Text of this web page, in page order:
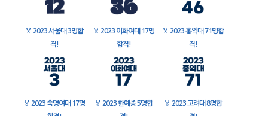
🏅 2023 서울대 3명합
격!
🏅 2023 이화여대 17명
합격!
🏅 2023 홍익대 71명합
격!
🏅 2023 숙명여대 17명
🏅 2023 한예종 5명합
🏅 2023 고려대 8명합